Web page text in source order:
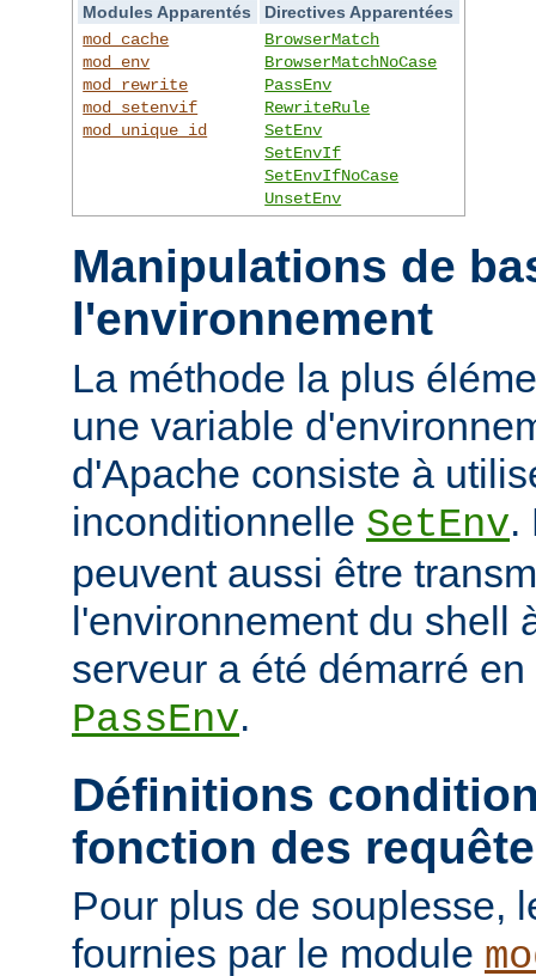
Modules Apparentés
Directives Apparentées
mod_cache
mod_env
mod_rewrite
mod_setenvif
mod_unique_id
BrowserMatch
BrowserMatchNoCase
PassEnv
RewriteRule
SetEnv
SetEnvIf
SetEnvIfNoCase
UnsetEnv
Manipulations de
l'environnement
La méthode la plus
une variable
d'Apache consiste à
inconditionnelle SetEnv.
peuvent aussi être
l'environnement du shell
serveur a été démarré
PassEnv.
Définitions
fonction des
Pour plus de souplesse,
fournies par le module